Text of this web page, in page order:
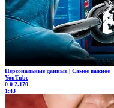
Персональные данные | Самое важное
YouTube
0 0 2.170
1:43